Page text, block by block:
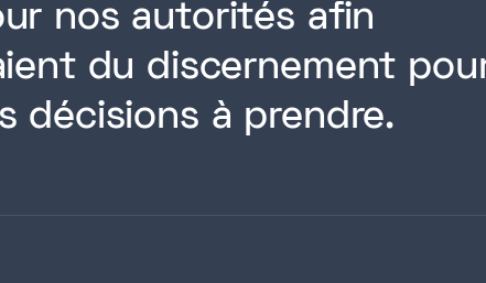
nos autorités afin
du discernement
décisions à prendre.